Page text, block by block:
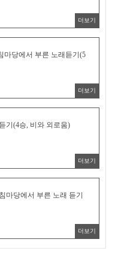
더보기
마당에서 부른 노래듣기(5
더보기
기(4승, 비와 외로움)
더보기
마당에서 부른 노래 듣기
더보기